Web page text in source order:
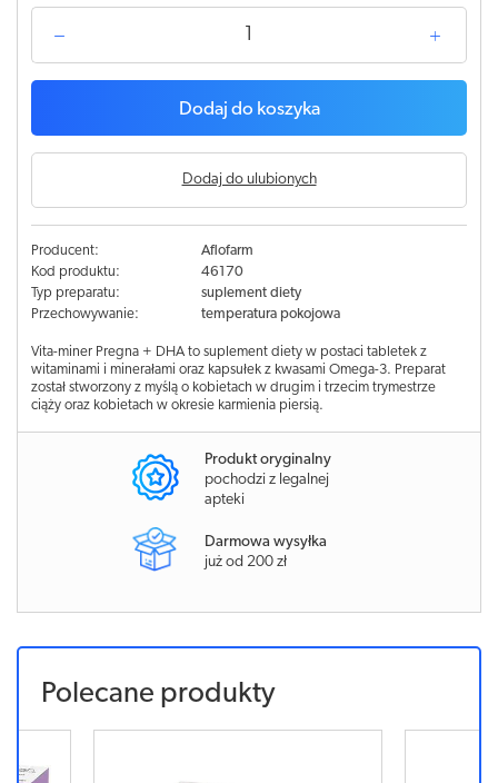
Dodaj do koszyka
Dodaj do ulubionych
Producent:
Aflofarm
Kod produktu:
46170
Typ preparatu:
suplement diety
Przechowywanie:
temperatura pokojowa
Vita-miner Pregna + DHA to suplement diety w postaci tabletek z
witaminami i minerałami oraz kapsułek z kwasami Omega-3. Preparat
został stworzony z myślą o kobietach w drugim i trzecim trymestrze
ciąży oraz kobietach w okresie karmienia piersią.
Produkt oryginalny
pochodzi z legalnej
apteki
Darmowa wysyłka
już od 200 zł
Polecane produkty